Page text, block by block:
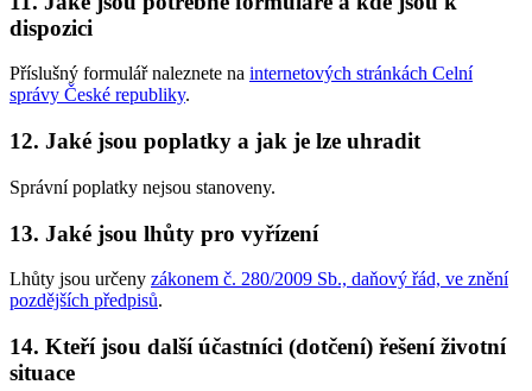
dispozici
Příslušný formulář naleznete na internetových stránkách Celní
správy České republiky.
12. Jaké jsou poplatky a jak je lze uhradit
Správní poplatky nejsou stanoveny.
13. Jaké jsou lhůty pro vyřízení
Lhůty jsou určeny zákonem č. 280/2009 Sb., daňový řád, ve znění
pozdějších předpisů.
14. Kteří jsou další účastníci (dotčení) řešení životní
situace